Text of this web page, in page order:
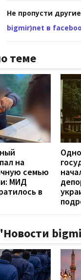
Не пропусти
bigmir)net в
теме
на
семью
МИД
в